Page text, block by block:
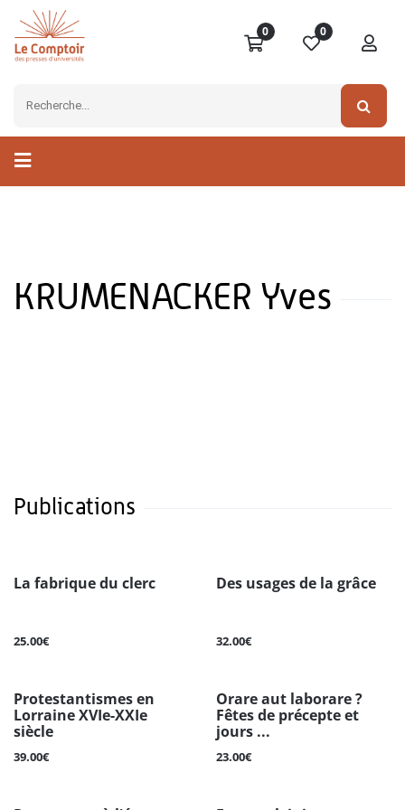
0 0
KRUMENACKER Yves
Publications
La fabrique du clerc
25.00€
Des usages de la grâce
32.00€
Protestantismes en
Lorraine XVIe-XXIe
siècle
39.00€
Orare aut laborare ?
Fêtes de précepte et
jours ...
23.00€